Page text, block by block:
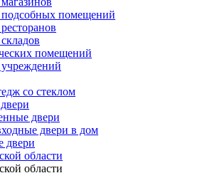
подсобных помещений
помещений
со стеклом
двери
двери в дом
двери
области
области